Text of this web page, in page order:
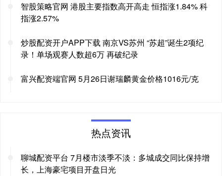
智股策略官网 港股主要指数高开高走 恒指涨1.84% 科
指涨2.57%
炒股配资开户APP下载 南京VS苏州 “苏超”诞生2项纪
录！单场观赛人数超6万 再破纪录
富兴配资端官网 5月26日谢瑞麟黄金价格1016元/克
热点资讯
聊城配资平台 7月楼市淡季不淡：多城成交同比保持增
长，上海豪宅项目开盘日光